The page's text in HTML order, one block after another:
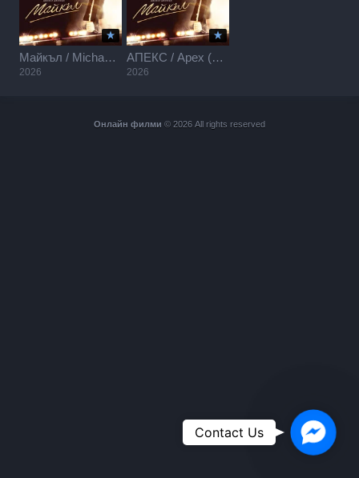
Майкъл / Michael (2026)
2026
АПЕКС / Apex (2026)
2026
Онлайн филми © 2026 All rights reserved
Contact Us